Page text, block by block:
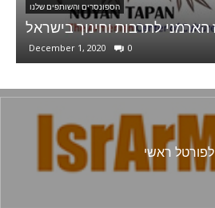
נויאן טפאן – המרכז הארמני
לפורטל ראשי